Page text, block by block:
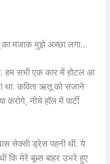
मजाक मुझे अच्छा लगा…
हम सभी एक कार में होटल आ
था. कविता ऋतू को सजाने
करोगे, नीचे हॉल में पार्टी
सेक्सी ड्रेस पहनी थी. ये
कि मेरे बूब्स बाहर उभरे हुए